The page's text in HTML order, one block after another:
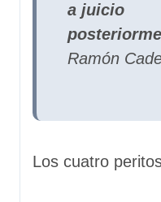
a juicio
Ramón
Los cuatro